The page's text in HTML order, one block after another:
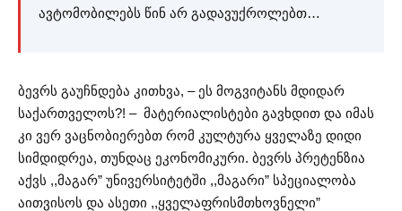
ავტომობილებს წინ არ გადავუქროლებთ…
ბევრს გაუჩნდება კითხვა, – ეს მოგვიტანს მდიდარ
საქართველოს?! – მატერიალისტები გავხდით და იმას
კი ვერ ვაცნობიერებთ რომ კულტურა ყველაზე დიდი
სიმდიდრეა, თუნდაც ეკონომიკური. ბევრს პრეტენზია
აქვს ,,მაგარ” უნივერსიტეტში ,,მაგარი” სპეციალობა
აითვისოს და ასეთი ,,ყველაფრისმთხოვნელი”